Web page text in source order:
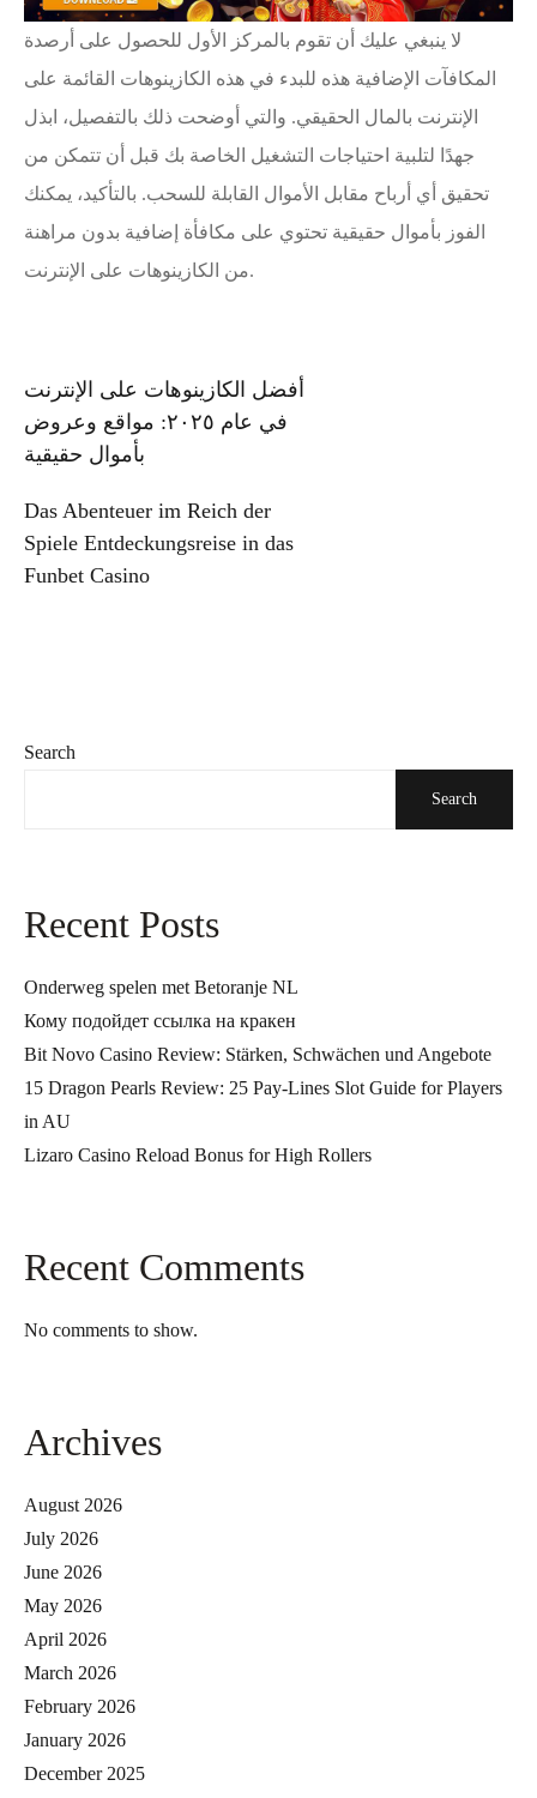
Search
Search
Recent Posts
Onderweg spelen met Betoranje NL
Кому подойдет ссылка на кракен
Bit Novo Casino Review: Stärken, Schwächen und Angebote
15 Dragon Pearls Review: 25 Pay-Lines Slot Guide for Players
in AU
Lizaro Casino Reload Bonus for High Rollers
Recent Comments
No comments to show.
Archives
August 2026
July 2026
June 2026
May 2026
April 2026
March 2026
February 2026
January 2026
December 2025
لا ينبغي عليك أن تقوم بالمركز الأول للحصول على أرصدة
المكافآت الإضافية هذه للبدء في هذه الكازينوهات القائمة على
الإنترنت بالمال الحقيقي. والتي أوضحت ذلك بالتفصيل، ابذل
جهدًا لتلبية احتياجات التشغيل الخاصة بك قبل أن تتمكن من
تحقيق أي أرباح مقابل الأموال القابلة للسحب. بالتأكيد، يمكنك
الفوز بأموال حقيقية تحتوي على مكافأة إضافية بدون مراهنة
من الكازينوهات على الإنترنت.
Post
navigation
أفضل الكازينوهات على الإنترنت
في عام ٢٠٢٥: مواقع وعروض
بأموال حقيقية
Das Abenteuer im Reich der
Spiele Entdeckungsreise in das
Funbet Casino